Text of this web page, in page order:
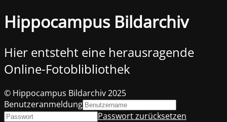
Hippocampus Bildarchiv
Hier entsteht eine herausragende
Online-Fotoblibliothek
© Hippocampus Bildarchiv 2025
Benutzeranmeldung
Passwort zurücksetzen